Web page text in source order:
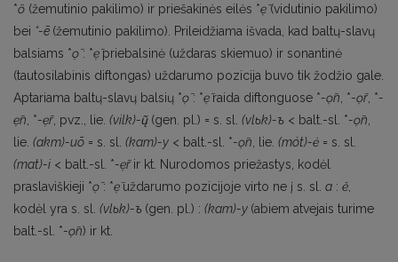
*ō (žemutinio pakilimo) ir priešakinės eilės *ẹ̄(vidutinio pakilimo)
bei *-ē (žemutinio pakilimo). Prileidžiama išvada, kad baltų-slavų
balsiams *ọ̄: *ẹ̄priebalsinė (uždaras skiemuo) ir sonantinė
(tautosilabinis diftongas) uždarumo pozicija buvo tik žodžio gale.
Aptariama baltų-slavų balsių *ọ̄: *ẹ̄raida diftonguose *-ọ̄n , *-ọ̄r, *-
ẹ̄n , *-ẹ̄r, pvz., lie. (vilk)-ų̃ (gen. pl.) = s. sl. (vlьk)-ъ < balt.-sl. *-ọ̄n
lie. (akт)-иõ = s. sl. (kam)-y < balt.-sl. *-ọ̄n , lie. (mót)-ė = s. sl.
(mat)-i < balt.-sl. *-ẹ̄rir kt. Nurodomos priežastys, kodėl
praslaviškieji *ọ̄: *ẹ̄uždarumo pozicijoje virto ne į s. sl. a : ě
kodėl yra s. sl. (vlьk)-ъ (gen. pl.) : (kam)-y (abiem atvejais turime
balt.-sl. *-ọ̄n) ir kt.